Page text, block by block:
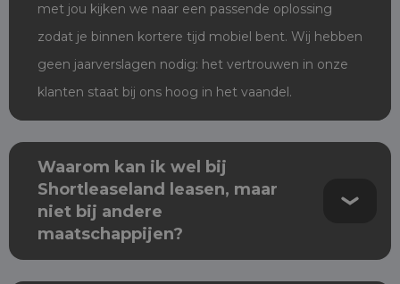
met jou kijken we naar een passende oplossing
zodat je binnen kortere tijd mobiel bent. Wij hebben
geen jaarverslagen nodig: het vertrouwen in onze
klanten staat bij ons hoog in het vaandel.
Waarom kan ik wel bij
Shortleaseland leasen, maar
niet bij andere
maatschappijen?